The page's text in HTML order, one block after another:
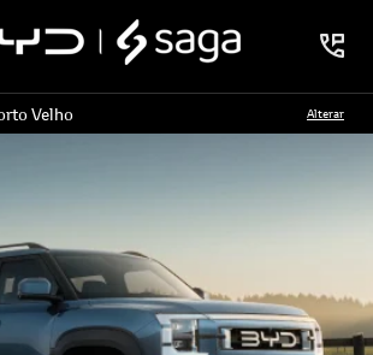
Velho Alterar